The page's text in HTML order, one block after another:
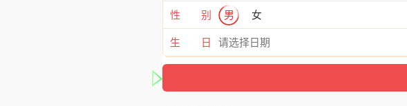
性 别 男 女
生 日